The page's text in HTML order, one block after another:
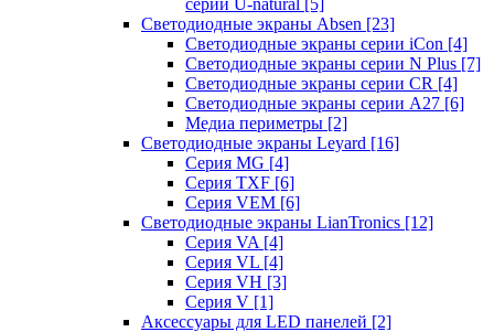
серии U-natural [5]
Светодиодные экраны Absen [23]
Светодиодные экраны серии iCon [4]
Светодиодные экраны серии N Plus [7]
Светодиодные экраны серии CR [4]
Светодиодные экраны серии А27 [6]
Медиа периметры [2]
Светодиодные экраны Leyard [16]
Серия MG [4]
Серия TXF [6]
Серия VEM [6]
Светодиодные экраны LianTronics [12]
Серия VA [4]
Серия VL [4]
Серия VH [3]
Серия V [1]
Аксессуары для LED панелей [2]